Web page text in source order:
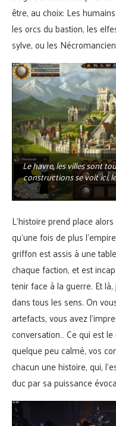
être, au choix: Les
les orcs du bastion, les
sylve, ou les
Le havre, les villes sont
constructions se voit ici,
L’histoire prend place
qu’une fois de plus
griffon est assis à une
chaque faction, et est
tenir face à la guerre. Et
dans tous les sens. On
artefacts, vous avez
conversation… Ce qui est
quelque peu calmé, vos
chacun une histoire, qui,
duc par sa puissance